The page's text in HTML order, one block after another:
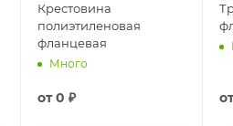
Крестовина
полиэтиленовая
фланцевая
Много
от0 ₽